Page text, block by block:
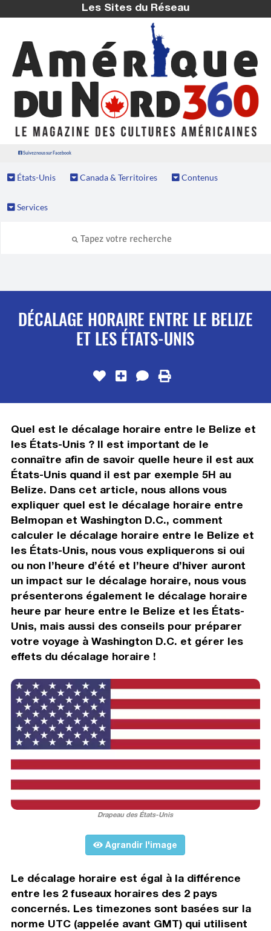
Les Sites du Réseau
Suivez nous sur Facebook
États-Unis Canada & Territoires Contenus
Services
DÉCALAGE HORAIRE ENTRE LE BELIZE
ET LES ÉTATS-UNIS
Quel est le décalage horaire entre le Belize et
les États-Unis ? Il est important de le
connaître afin de savoir quelle heure il est aux
États-Unis quand il est par exemple 5H au
Belize. Dans cet article, nous allons vous
expliquer quel est le décalage horaire entre
Belmopan et Washington D.C., comment
calculer le décalage horaire entre le Belize et
les États-Unis, nous vous expliquerons si oui
ou non l’heure d’été et l’heure d’hiver auront
un impact sur le décalage horaire, nous vous
présenterons également le décalage horaire
heure par heure entre le Belize et les États-
Unis, mais aussi des conseils pour préparer
votre voyage à Washington D.C. et gérer les
effets du décalage horaire !
Drapeau des États-Unis
Agrandir l'image
Le décalage horaire est égal à la différence
entre les 2 fuseaux horaires des 2 pays
concernés. Les timezones sont basées sur la
norme UTC (appelée avant GMT) qui utilisent